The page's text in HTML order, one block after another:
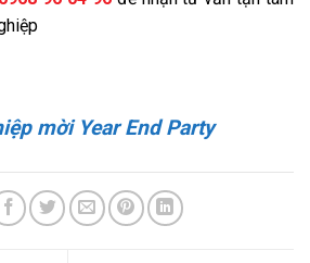
mời Year End Party